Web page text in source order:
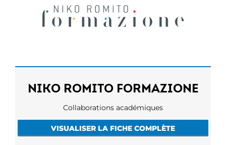
NIKO ROMITO FORMAZIONE
Collaborations académiques
VISUALISER LA FICHE COMPLÈTE